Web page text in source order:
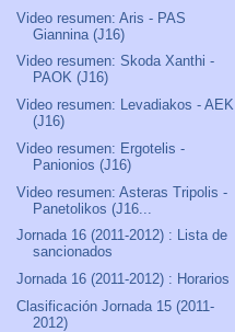
Video resumen: Aris - PAS
Giannina (J16)
Video resumen: Skoda Xanthi -
PAOK (J16)
Video resumen: Levadiakos - AEK
(J16)
Video resumen: Ergotelis -
Panionios (J16)
Video resumen: Asteras Tripolis -
Panetolikos (J16...
Jornada 16 (2011-2012) : Lista de
sancionados
Jornada 16 (2011-2012) : Horarios
Clasificación Jornada 15 (2011-
2012)